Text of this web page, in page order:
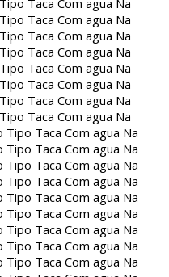
Taca Com agua Na
Taca Com agua Na
Taca Com agua Na
Taca Com agua Na
Taca Com agua Na
Taca Com agua Na
Taca Com agua Na
Taca Com agua Na
Taca Com agua Na
Taca Com agua Na
Taca Com agua Na
Taca Com agua Na
Taca Com agua Na
Taca Com agua Na
Taca Com agua Na
Taca Com agua Na
Taca Com agua Na